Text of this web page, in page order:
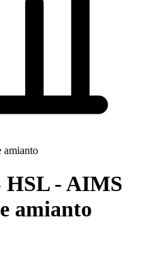
amianto
HSL - AIMS
amianto